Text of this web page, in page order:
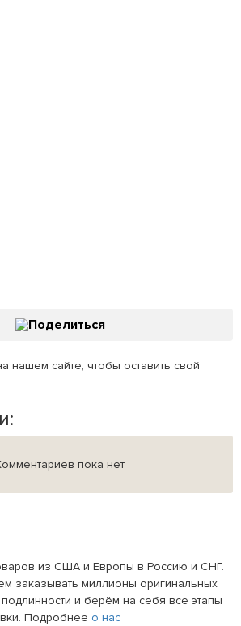
Поделиться
нашем сайте, чтобы оставить свой
пока нет
из США и Европы в Россию и СНГ.
заказывать миллионы оригинальных
и берём на себя все этапы
Подробнее о нас